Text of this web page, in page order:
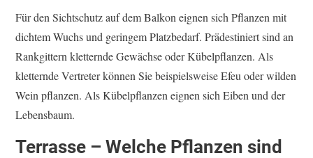
Für den Sichtschutz auf dem Balkon eignen sich Pflanzen mit
dichtem Wuchs und geringem Platzbedarf. Prädestiniert sind an
Rankgittern kletternde Gewächse oder Kübelpflanzen. Als
kletternde Vertreter können Sie beispielsweise Efeu oder wilden
Wein pflanzen. Als Kübelpflanzen eignen sich Eiben und der
Lebensbaum.
Terrasse –Welche Pflanzen sind